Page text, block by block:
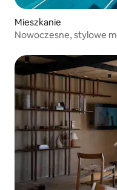
Mieszkanie
Nowoczesne, stylowe